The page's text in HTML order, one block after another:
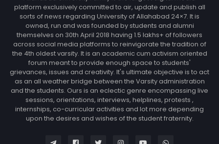
platform exclusively committed to air, update and publish all
sorts of news regarding University of Allahabad 24×7. It is
owned, run and was founded by students and alumni
themselves on 30th April 2018 having 1.5 lakhs+ of followers
across social media platforms to reinvigorate the tradition of
the 4th oldest varsity. It is an academic cum activism oriented
forum meant to provide enough space to students'
grievances, issues and creativity. It's ultimate objective is to act
as an all weather bridge between the Varsity administration
and the students. Ours is an eclectic genre encompassing live
sessions, orientations, interviews, helplines, protests ,
internships, co-curricular activities and lot more depending
upon the desires and wishes of the student fraternity.